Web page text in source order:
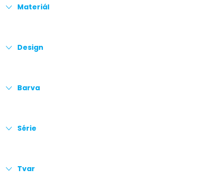
Materiál
Design
Barva
Série
Tvar